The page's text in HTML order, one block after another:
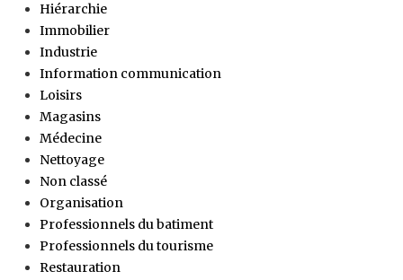
Hiérarchie
Immobilier
Industrie
Information communication
Loisirs
Magasins
Médecine
Nettoyage
Non classé
Organisation
Professionnels du batiment
Professionnels du tourisme
Restauration